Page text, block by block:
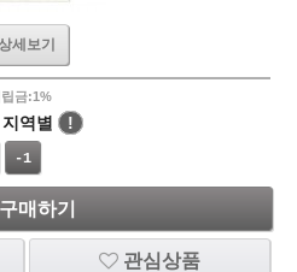
세보기
립금:1%
지역별
!
-1
구매하기
관심상품